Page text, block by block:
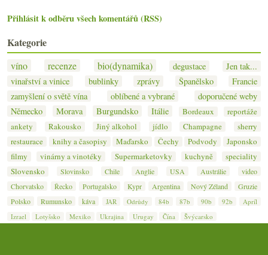
Přihlásit k odběru všech komentářů (RSS)
Kategorie
víno recenze bio(dynamika) degustace
Jen tak...
vinařství a vinice
bublinky zprávy Španělsko
Francie
zamyšlení o světě vína
oblíbené a vybrané
doporučené weby
Německo
Morava Burgundsko Itálie Bordeaux
reportáže
ankety
Rakousko Jiný alkohol jídlo Champagne
sherry
restaurace
knihy a časopisy Maďarsko Čechy Podvody
Japonsko
filmy
vinárny a vinotéky Supermarketovky kuchyně
speciality
Slovensko
Slovinsko Chile Anglie USA Austrálie
video
Chorvatsko
Řecko Portugalsko Kypr Argentina Nový Zéland
Gruzie
Polsko
Rumunsko káva JAR Odrůdy 84b 87b 90b 92b
Apríl
Izrael
Lotyšsko Mexiko Ukrajina Urugay Čína Švýcarsko